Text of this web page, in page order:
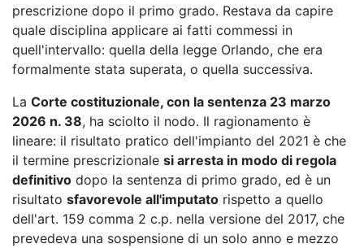
prescrizione dopo il primo grado. Restava da capire
quale disciplina applicare ai fatti commessi in
quell'intervallo: quella della legge Orlando, che era
formalmente stata superata, o quella successiva.
La Corte costituzionale, con la sentenza 23 marzo
2026 n. 38, ha sciolto il nodo. Il ragionamento è
lineare: il risultato pratico dell'impianto del 2021 è che
il termine prescrizionale si arresta in modo di regola
definitivo dopo la sentenza di primo grado, ed è un
risultato sfavorevole all'imputato rispetto a quello
dell'art. 159 comma 2 c.p. nella versione del 2017, che
prevedeva una sospensione di un solo anno e mezzo